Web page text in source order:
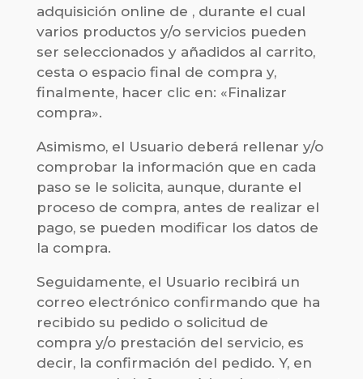
adquisición online de , durante el cual
varios productos y/o servicios pueden
ser seleccionados y añadidos al carrito,
cesta o espacio final de compra y,
finalmente, hacer clic en: «Finalizar
compra».
Asimismo, el Usuario deberá rellenar y/o
comprobar la información que en cada
paso se le solicita, aunque, durante el
proceso de compra, antes de realizar el
pago, se pueden modificar los datos de
la compra.
Seguidamente, el Usuario recibirá un
correo electrónico confirmando que ha
recibido su pedido o solicitud de
compra y/o prestación del servicio, es
decir, la confirmación del pedido. Y, en